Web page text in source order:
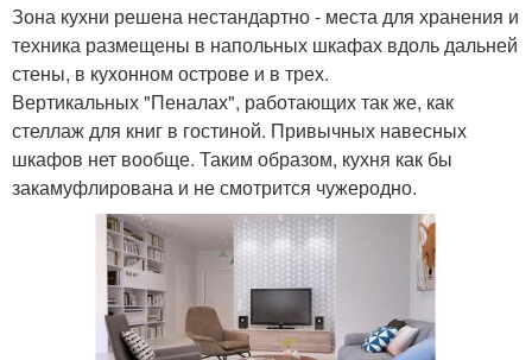
Зона кухни решена нестандартно - места для хранения и
техника размещены в напольных шкафах вдоль дальней
стены, в кухонном острове и в трех.
Вертикальных "Пеналах", работающих так же, как
стеллаж для книг в гостиной. Привычных навесных
шкафов нет вообще. Таким образом, кухня как бы
закамуфлирована и не смотрится чужеродно.